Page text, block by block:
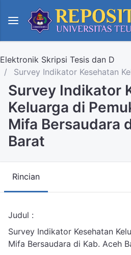
Elektronik Skripsi Tesis dan D
Survey Indikator Kesehatan
Survey Indikator
Keluarga di
Mifa Bersaudara
Barat
Rincian
Judul :
Survey Indikator Kesehatan
Mifa Bersaudara di Kab. Aceh